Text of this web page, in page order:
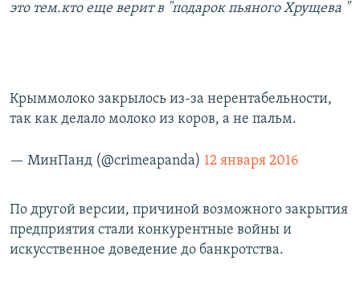
это тем.кто еще верит в "подарок пьяного Хрущева "
Крыммолоко закрылось из-за нерентабельности,
так как делало молоко из коров, а не пальм.
— МинПанд (@crimeapanda) 12 января 2016
По другой версии, причиной возможного закрытия
предприятия стали конкурентные войны и
искусственное доведение до банкротства.